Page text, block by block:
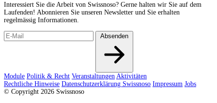
Interessiert Sie die Arbeit von Swissnoso? Gerne halten wir Sie auf dem
Laufenden! Abonnieren Sie unseren Newsletter und Sie erhalten
regelmässig Informationen.
Absenden
Module Politik & Recht Veranstaltungen Aktivitäten
Rechtliche Hinweise Datenschutzerklärung Swissnoso Impressum Jobs
© Copyright 2026 Swissnoso